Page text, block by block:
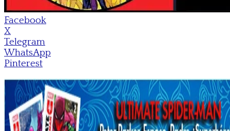
Facebook
X
Telegram
WhatsApp
Pinterest